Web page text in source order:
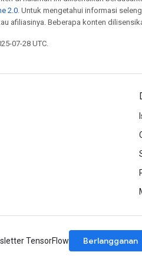
2.0 . Untuk mengetahui informasi
afiliasinya. Beberapa konten
07-28 UTC.
TensorFlow Berlangganan